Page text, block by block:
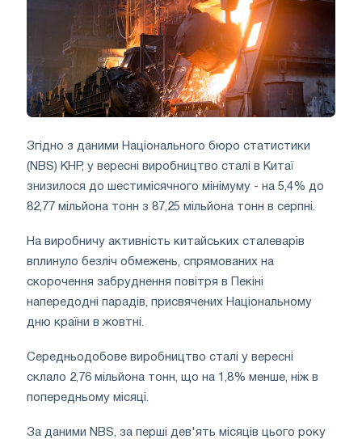
Згідно з даними Національного бюро статистики
(NBS) КНР, у вересні виробництво сталі в Китаї
знизилося до шестимісячного мінімуму - на 5,4% до
82,77 мільйона тонн з 87,25 мільйона тонн в серпні.
На виробничу активність китайських сталеварів
вплинуло безліч обмежень, спрямованих на
скорочення забруднення повітря в Пекіні
напередодні парадів, присвячених Національному
дню країни в жовтні.
Середньодобове виробництво сталі у вересні
склало 2,76 мільйона тонн, що на 1,8% менше, ніж в
попередньому місяці.
За даними NBS, за перші дев'ять місяців цього року